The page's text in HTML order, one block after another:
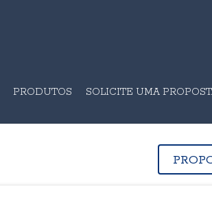
PRODUTOS SOLICITE UMA